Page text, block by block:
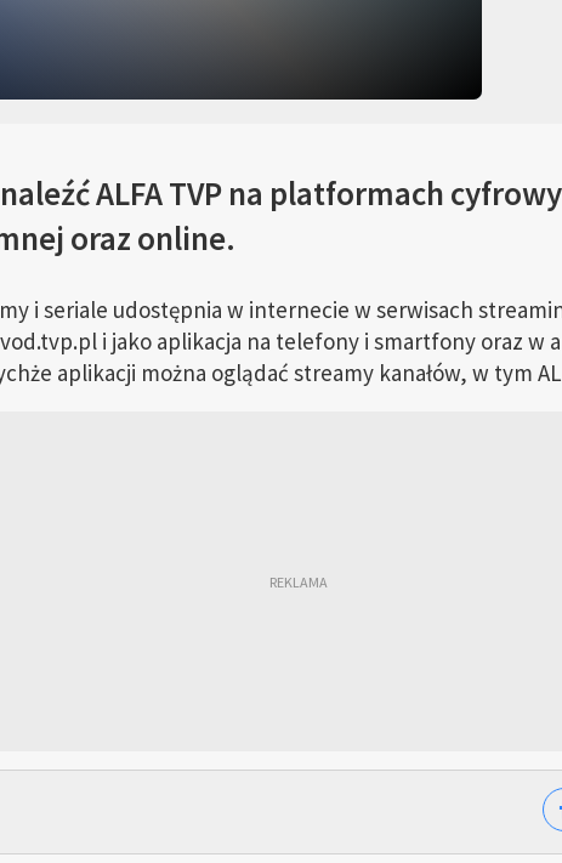
ALFA TVP na platformach
oraz online.
i seriale udostępnia w internecie w serwisach
i jako aplikacja na telefony i smartfony oraz w
aplikacji można oglądać streamy kanałów, w tym